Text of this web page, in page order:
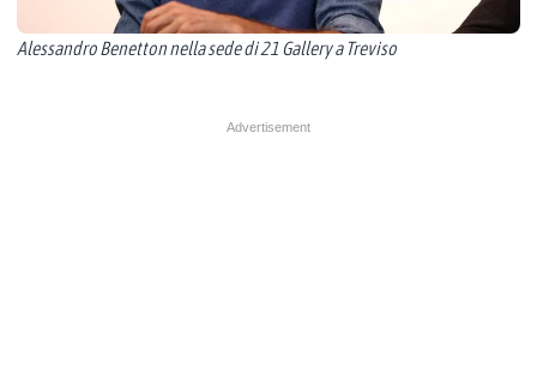
Alessandro Benetton nella sede di 21 Gallery a Treviso